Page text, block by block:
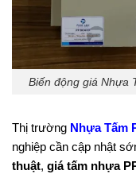
Biến động giá Nhựa
Thị trường Nhựa Tấm
nghiệp cần cập nhật
thuật, giá tấm nhựa